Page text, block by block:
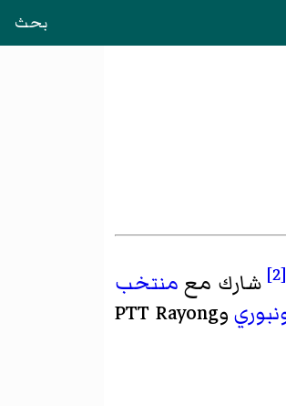
بحث
[2] شارك مع منتخب
وPTT Rayong